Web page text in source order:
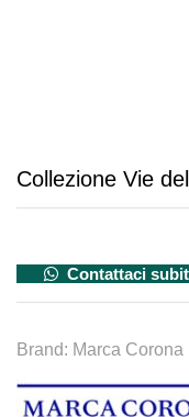
Collezione Vie
Contattaci
Brand: Marca Corona